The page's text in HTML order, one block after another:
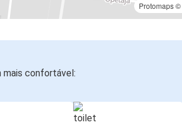
Protomaps©
mais confortável: